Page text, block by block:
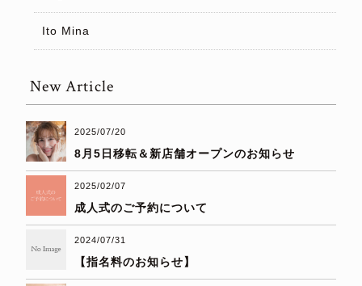
Ito Mina
New Article
2025/07/20
8月5日移転＆新店舗オープンのお知らせ
2025/02/07
成人式のご予約について
2024/07/31
【指名料のお知らせ】